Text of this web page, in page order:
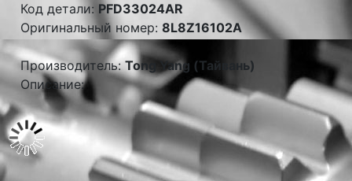
Код детали: PFD33024AR
Оригинальный номер: 8L8Z16102A
Производитель:Tong Yang (Тайвань)
Описание: